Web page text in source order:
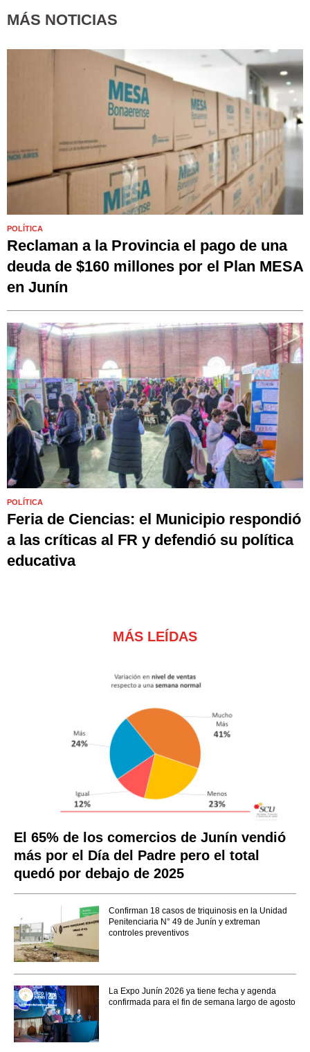
MÁS NOTICIAS
POLÍTICA
Reclaman a la Provincia el pago de una
deuda de $160 millones por el Plan MESA
en Junín
POLÍTICA
Feria de Ciencias: el Municipio respondió
a las críticas al FR y defendió su política
educativa
MÁS LEÍDAS
El 65% de los comercios de Junín vendió
más por el Día del Padre pero el total
quedó por debajo de 2025
Confirman 18 casos de triquinosis en la Unidad
Penitenciaria N° 49 de Junín y extreman
controles preventivos
La Expo Junín 2026 ya tiene fecha y agenda
confirmada para el fin de semana largo de agosto